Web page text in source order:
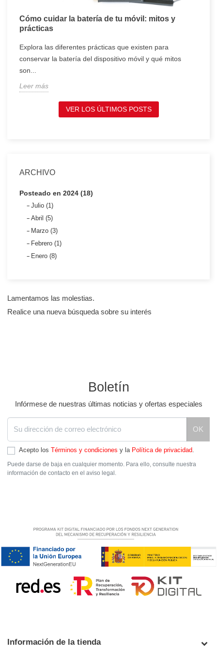
Cómo cuidar la batería de tu móvil: mitos y
prácticas
Explora las diferentes prácticas que existen para
conservar la batería del dispositivo móvil y qué mitos
son...
Leer más
VER LOS ÚLTIMOS POSTS
ARCHIVO
Posteado en 2024 (18)
Julio (1)
Abril (5)
Marzo (3)
Febrero (1)
Enero (8)
Lamentamos las molestias.
Realice una nueva búsqueda sobre su interés
Boletín
Infórmese de nuestras últimas noticias y ofertas especiales
OK
Acepto los Términos y condiciones y la Política de privacidad
Puede darse de baja en cualquier momento. Para ello, consulte nuestra
información de contacto en el aviso legal.
Información de la tienda